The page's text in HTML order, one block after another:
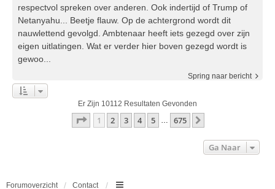
respectvol spreken over anderen. Ook indertijd of Trump of
Netanyahu... Beetje flauw. Op de achtergrond wordt dit
nauwlettend gevolgd. Ambtenaar heeft iets gezegd over zijn
eigen uitlatingen. Wat er verder hier boven gezegd wordt is
gewoo...
Spring naar bericht
Er Zijn 10112 Resultaten Gevonden
Pagina Van675
1 2 3 4 5 675
Ga Naar
Forumoverzicht Contact